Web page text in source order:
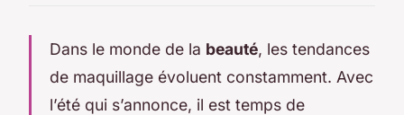
Dans le monde de la beauté, les tendances
de maquillage évoluent constamment. Avec
l’été qui s’annonce, il est temps de